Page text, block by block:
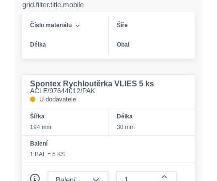
grid.filter.title.mobile
Číslo materiálu Šíře
Délka Obal
Spontex Rychloutěrka VLIES 5 ks
ACLE/97644012/PAK
U dodavatele
Šířka
194 mm
Délka
30 mm
Balení
1 BAL = 5 KS